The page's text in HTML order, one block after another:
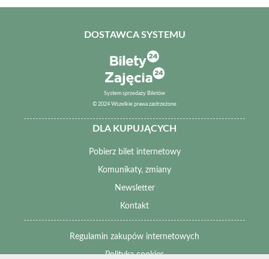
DOSTAWCA SYSTEMU
System sprzedaży Biletów
© 2024 Wszelkie prawa zastrzeżone
DLA KUPUJĄCYCH
Pobierz bilet internetowy
Komunikaty, zmiany
Newsletter
Kontakt
Regulamin zakupów internetowych
Polityka cookies